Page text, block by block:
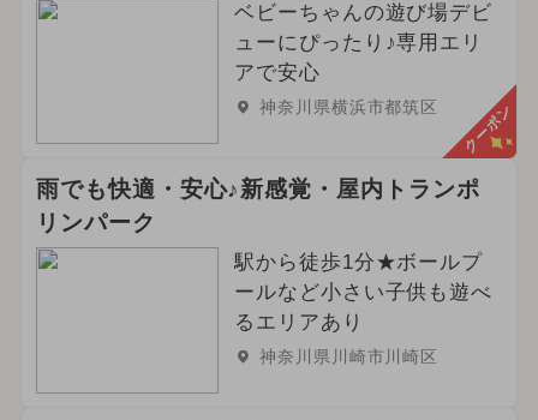
ベビーちゃんの遊び場デビ
ューにぴったり♪専用エリ
アで安心
神奈川県横浜市都筑区 クーポン
雨でも快適・安心♪新感覚・屋内トランポ
リンパーク
駅から徒歩1分★ボールプ
ールなど小さい子供も遊べ
るエリアあり
神奈川県川崎市川崎区